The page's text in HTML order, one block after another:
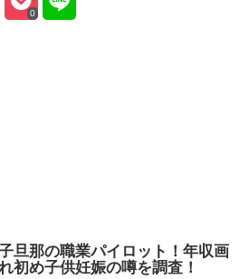
0
旦那の職業パイロット！年収画
初め子供妊娠の噂を調査！